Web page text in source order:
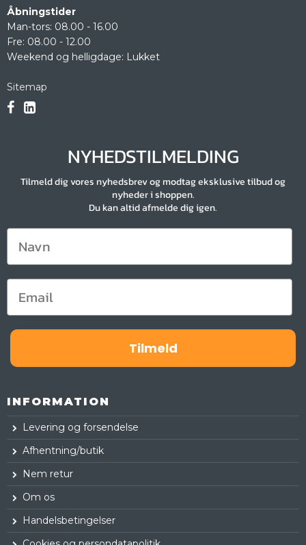
Åbningstider
Man-tors: 08.00 - 16.00
Fre: 08.00 - 12.00
Weekend og helligdage: Lukket
Sitemap
NYHEDSTILMELDING
Tilmeld dig vores nyhedsbrev og modtag eksklusive tilbud og
nyheder i shoppen.
Du kan altid afmelde dig igen.
Tilmeld
INFORMATION
Levering og forsendelse
Afhentning/butik
Nem retur
Om os
Handelsbetingelser